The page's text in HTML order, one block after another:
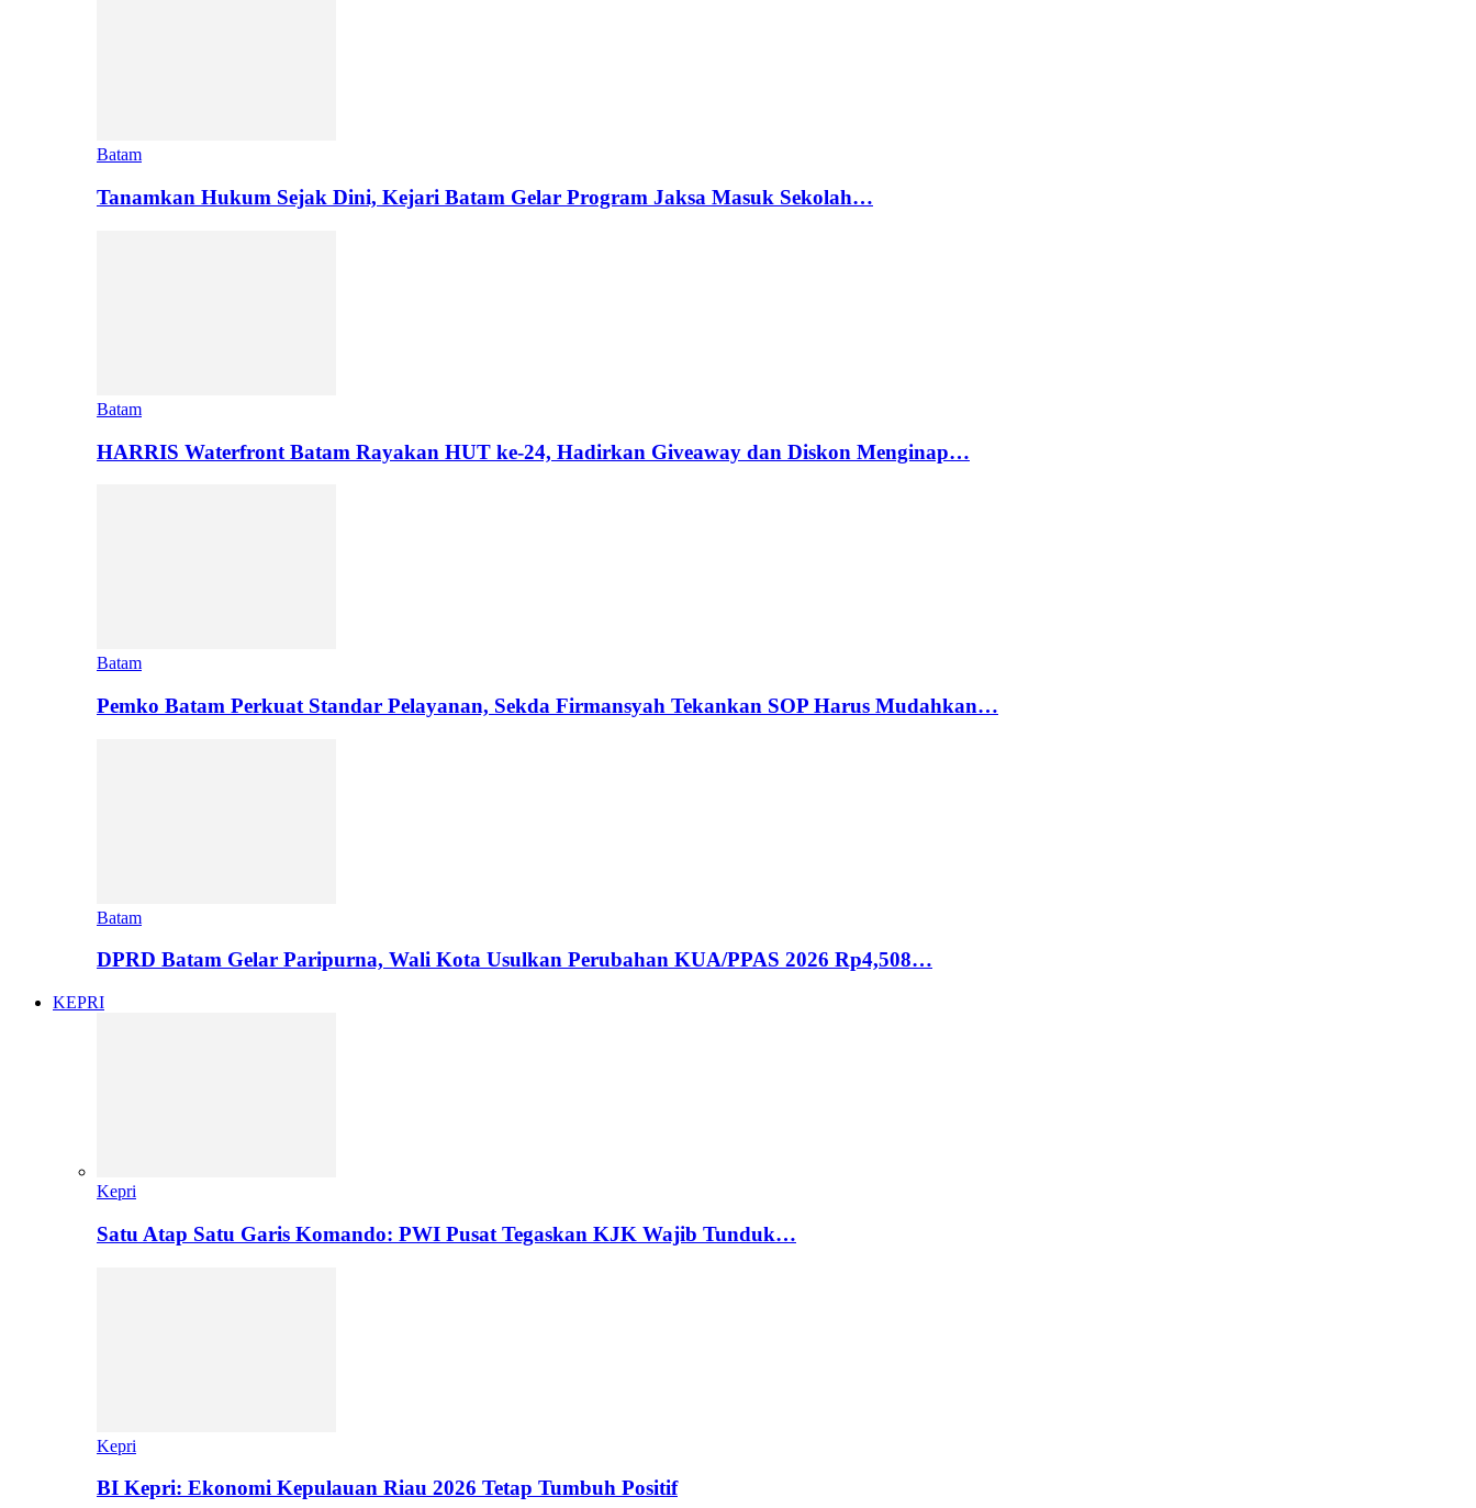
Batam
Tanamkan Hukum Sejak Dini, Kejari Batam Gelar Program Jaksa Masuk Sekolah…
Batam
HARRIS Waterfront Batam Rayakan HUT ke-24, Hadirkan Giveaway dan Diskon Menginap…
Batam
Pemko Batam Perkuat Standar Pelayanan, Sekda Firmansyah Tekankan SOP Harus Mudahkan…
Batam
DPRD Batam Gelar Paripurna, Wali Kota Usulkan Perubahan KUA/PPAS 2026 Rp4,508…
KEPRI
Kepri
Satu Atap Satu Garis Komando: PWI Pusat Tegaskan KJK Wajib Tunduk…
Kepri
BI Kepri: Ekonomi Kepulauan Riau 2026 Tetap Tumbuh Positif